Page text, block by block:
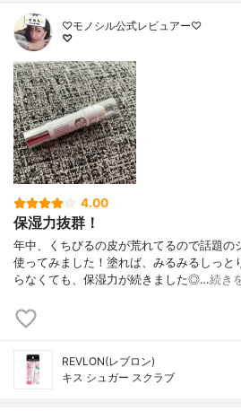
♡モノシル公式レビュアー♡
♡
4.00
保湿力抜群！
年中、くちびるの皮が荒れてるので話題の
使ってみました！塗れば、みるみるしっと
らなくても、保湿力が続きました◎…続き
REVLON(レブロン)
キス シュガー スクラブ